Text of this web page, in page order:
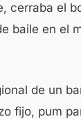
cerraba el
baile en el
de un
fijo, pum